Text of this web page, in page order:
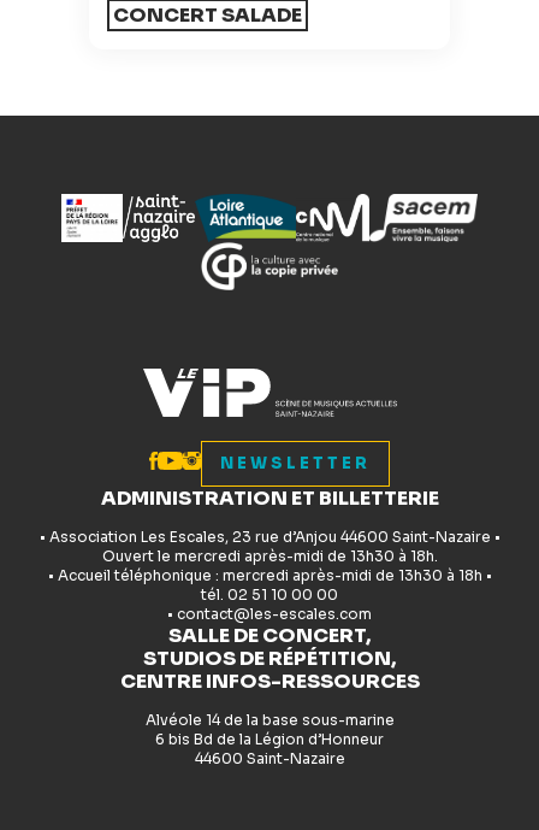
CONCERT SALADE
NEWSLETTER
ADMINISTRATION ET BILLETTERIE
• Association Les Escales, 23 rue d’Anjou 44600 Saint-Nazaire •
Ouvert le mercredi après-midi de 13h30 à 18h.
• Accueil téléphonique : mercredi après-midi de 13h30 à 18h •
tél. 02 51 10 00 00
• contact@les-escales.com
SALLE DE CONCERT,
STUDIOS DE RÉPÉTITION,
CENTRE INFOS-RESSOURCES
Alvéole 14 de la base sous-marine
6 bis Bd de la Légion d’Honneur
44600 Saint-Nazaire